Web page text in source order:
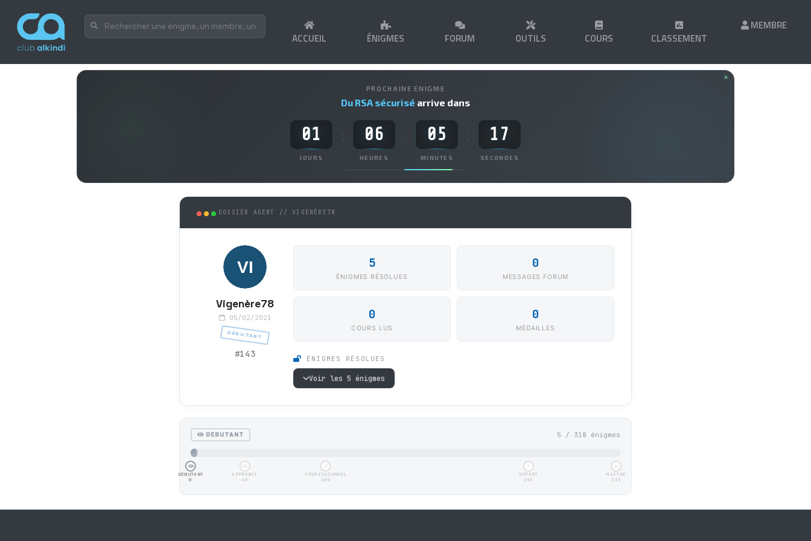
ACCUEIL ÉNIGMES FORUM OUTILS COURS CLASSEMENT
MEMBRE
PROCHAINE ENIGME
Du RSA sécurisé arrive dans
01
JOURS
: 06
HEURES
: 05
MINUTES
: 17
SECONDES
DOSSIER AGENT // VIGENÈRE78
Vigenère78
05/02/2021
DÉBUTANT
#143
5
ÉNIGMES RÉSOLUES
0
MESSAGES FORUM
0
COURS LUS
0
MÉDAILLES
ÉNIGMES RÉSOLUES
Voir les 5 énigmes
DÉBUTANT 5 / 318 énigmes
DÉBUTANT
0
APPRENTI
40
PROFESSIONNEL
100
EXPERT
250
MAÎTRE
315